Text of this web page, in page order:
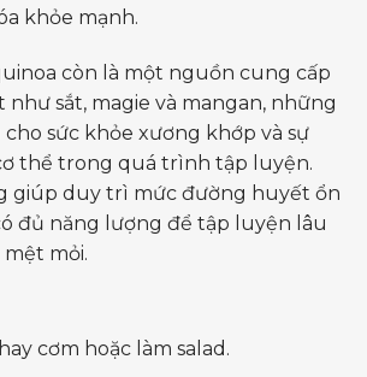
khỏe mạnh.
còn là một nguồn cung cấp
như sắt, magie và mangan, những
sức khỏe xương khớp và sự
thể trong quá trình tập luyện.
giúp duy trì mức đường huyết ổn
đủ năng lượng để tập luyện lâu
mỏi.
cơm hoặc làm salad.